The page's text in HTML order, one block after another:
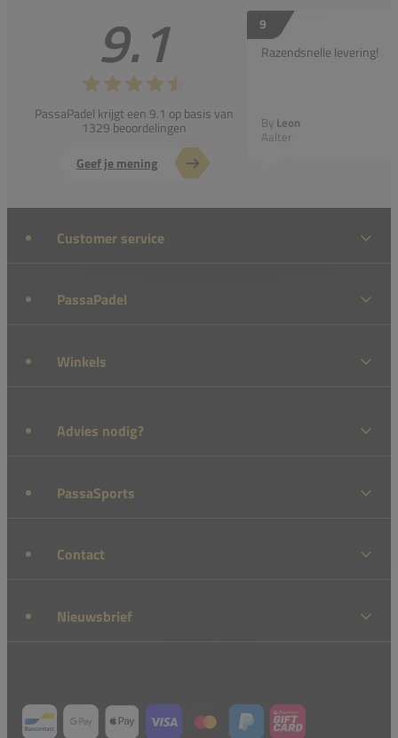
9.1
PassaPadel krijgt een 9.1 op basis van
1329 beoordelingen
Geef je mening
9
Razendsnelle levering!
By Leon
Aalter
Customer service
PassaPadel
Winkels
Advies nodig?
PassaSports
Contact
Nieuwsbrief